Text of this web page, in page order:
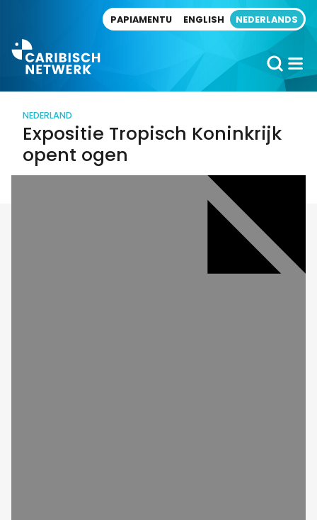
PAPIAMENTU ENGLISH NEDERLANDS
NEDERLAND
Expositie Tropisch Koninkrijk
opent ogen